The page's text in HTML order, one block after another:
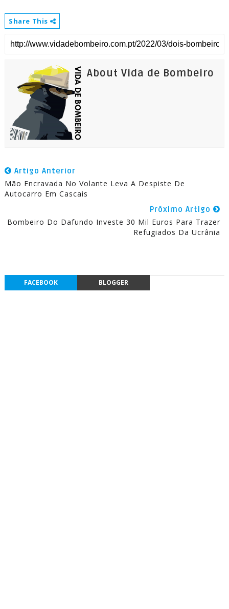
Share This
About Vida de Bombeiro
Artigo Anterior
Mão Encravada No Volante Leva A Despiste De
Autocarro Em Cascais
Próximo Artigo
Bombeiro Do Dafundo Investe 30 Mil Euros Para Trazer
Refugiados Da Ucrânia
FACEBOOK BLOGGER